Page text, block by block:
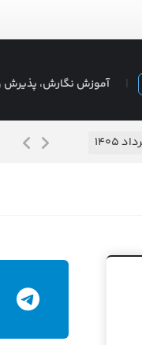
آموزش نگارش، پذیرش